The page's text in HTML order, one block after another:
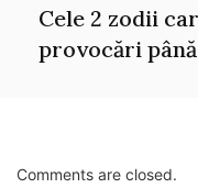
Cele 2 zodii
provocări
Comments are closed.